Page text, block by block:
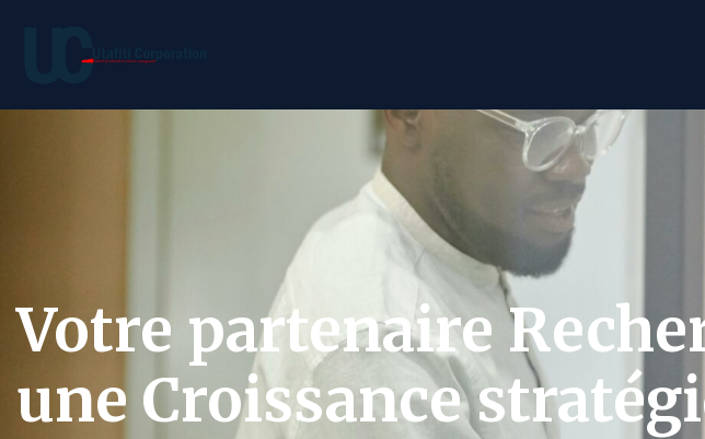
Votre partenaire
une Croissance